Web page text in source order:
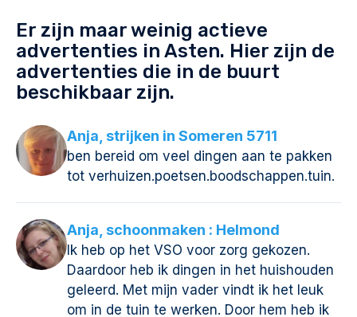
Er zijn maar weinig actieve
advertenties in Asten. Hier zijn de
advertenties die in de buurt
beschikbaar zijn.
Anja, strijken in Someren 5711
ben bereid om veel dingen aan te pakken
tot verhuizen.poetsen.boodschappen.tuin.
Anja, schoonmaken : Helmond
Ik heb op het VSO voor zorg gekozen.
Daardoor heb ik dingen in het huishouden
geleerd. Met mijn vader vindt ik het leuk
om in de tuin te werken. Door hem heb ik